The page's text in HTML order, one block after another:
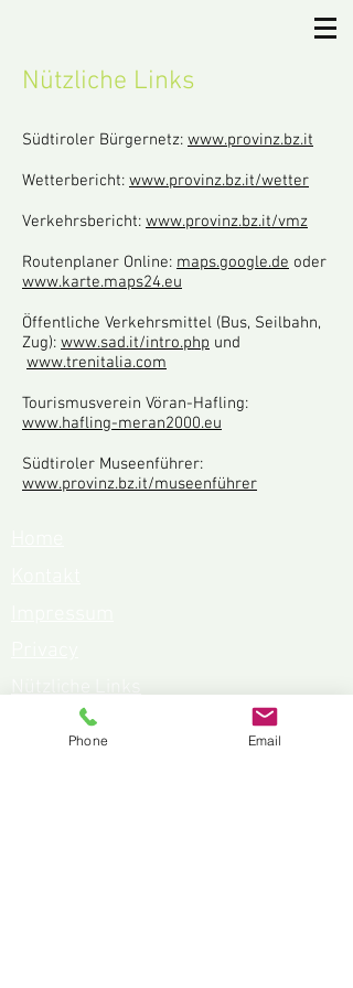
Nützliche Links
Südtiroler Bürgernetz: www.provinz.bz.it
Wetterbericht: www.provinz.bz.it/wetter
Verkehrsbericht: www.provinz.bz.it/vmz
Routenplaner Online: maps.google.de oder
www.karte.maps24.eu
Öffentliche Verkehrsmittel (Bus, Seilbahn,
Zug): www.sad.it/intro.php und
www.trenitalia.com
Tourismusverein Vöran-Hafling:
www.hafling-meran2000.eu
Südtiroler Museenführer:
www.provinz.bz.it/museenführer
Nützliche Links
MwSt. Nr.:02818690212
Phone Email